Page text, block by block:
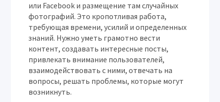
или Facebook и размещение там случайных
фотографий. Это кропотливая работа,
требующая времени, усилий и определенных
знаний. Нужно уметь грамотно вести
контент, создавать интересные посты,
привлекать внимание пользователей,
взаимодействовать с ними, отвечать на
вопросы, решать проблемы, которые могут
возникнуть.